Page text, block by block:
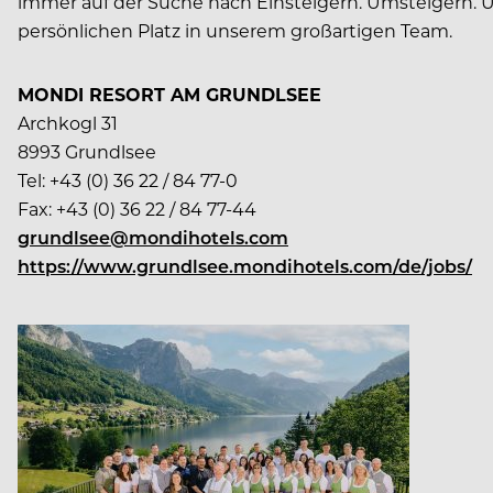
persönlichen Platz in unserem großartigen Team.
MONDI RESORT AM GRUNDLSEE
Archkogl 31
8993 Grundlsee
Tel: +43 (0) 36 22 / 84 77-0
Fax: +43 (0) 36 22 / 84 77-44
grundlsee@mondihotels.com
https://www.grundlsee.mondihotels.com/de/jobs/